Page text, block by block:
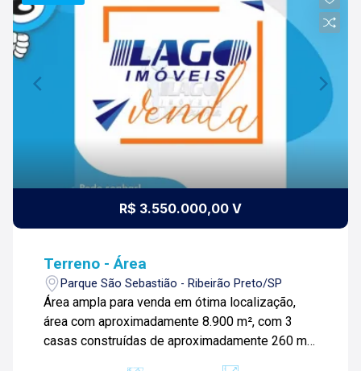
R$ 3.550.000,00 V
Terreno - Área
Parque São Sebastião - Ribeirão Preto/SP
Área ampla para venda em ótima localização,
área com aproximadamente 8.900 m², com 3
casas construídas de aproximadamente 260 m²